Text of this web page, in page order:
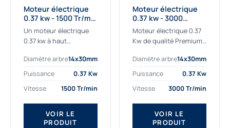
Moteur électrique
0.37 kw - 1500 Tr/min
- 230/400V - IE2
Un moteur électrique
0.37 kw à haut
applications les plus
exigeantes.
kw de référence
AGM2EL 71 M 4b...
Diamètre arbre14x30mm
Puissance
0.37 Kw
Vitesse
1500 Tr/min
VOIR LE
PRODUIT
Moteur électrique
0.37 kw - 3000
Tr/min - 230/400V -
IE2
Moteur électrique 0.37
Kw de qualité Premium,
application. Notre
gamme de moteurs
exclusivement
fabriquée...
Diamètre arbre14x30mm
Puissance
0.37 Kw
Vitesse
3000 Tr/min
VOIR LE
PRODUIT